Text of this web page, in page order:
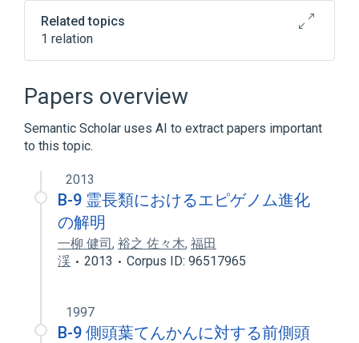
Related topics
1 relation
Papers overview
Semantic Scholar uses AI to extract papers important
to this topic.
2013
B-9 霊長類におけるエピゲノム進化
の解明
一柳 健司, 裕之 佐々木, 福田
渓
2013 Corpus ID: 96517965
1997
B-9 側頭葉てんかんに対する前側頭